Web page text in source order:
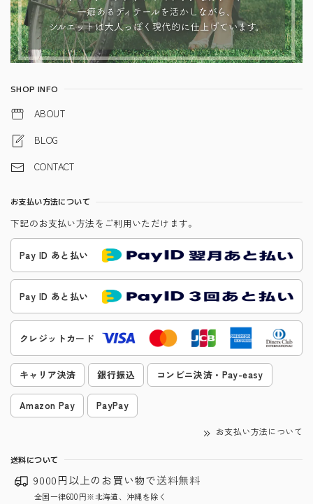
SHOP INFO
ABOUT
BLOG
CONTACT
お支払い方法について
下記のお支払い方法をご利用いただけます。
Pay ID あと払い
Pay ID あと払い
クレジットカード
キャリア決済 銀行振込 コンビニ決済・Pay-easy
Amazon Pay PayPay
お支払い方法について
送料について
9000円以上のお買い物で送料無料
全国一律600円※北海道、沖縄を除く